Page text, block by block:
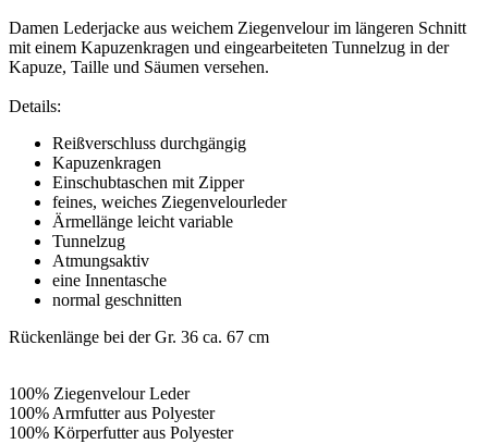
Damen Lederjacke aus weichem Ziegenvelour im längeren Schnitt
mit einem Kapuzenkragen und eingearbeiteten Tunnelzug in der
Kapuze, Taille und Säumen versehen.
Details:
Reißverschluss durchgängig
Kapuzenkragen
Einschubtaschen mit Zipper
feines, weiches Ziegenvelourleder
Ärmellänge leicht variable
Tunnelzug
Atmungsaktiv
eine Innentasche
normal geschnitten
Rückenlänge bei der Gr. 36 ca. 67 cm
100% Ziegenvelour Leder
100% Armfutter aus Polyester
100% Körperfutter aus Polyester